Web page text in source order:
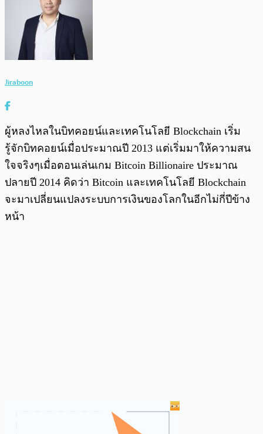
Jiraboon
ผู้หลงไหลในบิทคอยน์และเทคโนโลยี Blockchain เริ่ม
รู้จักบิทคอยน์เมื่อประมาณปี 2013 แต่เริ่มมาให้ความสน
ใจจริงๆเมื่อตอนเล่นเกม Bitcoin Billionaire ประมาณ
ปลายปี 2014 คิดว่า Bitcoin และเทคโนโลยี Blockchain
จะมาเปลี่ยนแปลงระบบการเงินของโลกในอีกไม่กี่ปีข้าง
หน้า